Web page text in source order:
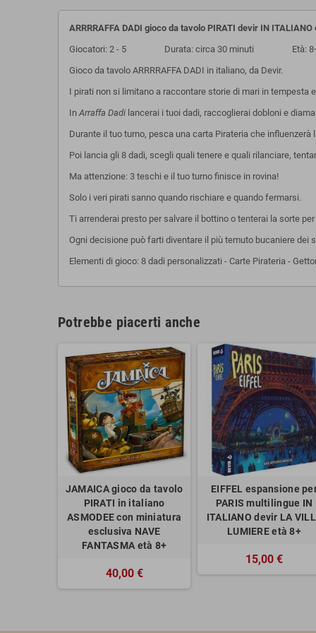
ARRRRAFFA DADI gioco da tavolo PIRATI devir IN ITALIANO
Giocatori: 2 - 5 Durata: circa 30 minuti Età:
Gioco da tavolo ARRRRAFFA DADI in italiano, da Devir.
I pirati non si limitano a raccontare storie di mari in
InArraffa Dadi lancerai i tuoi dadi, raccoglierai dobloni e
Durante il tuo turno, pesca una carta Pirateria che influenzerà
Poi lancia gli 8 dadi, scegli quali tenere e quali rilanciare,
Ma attenzione: 3 teschi e il tuo turno finisce in rovina!
Solo i veri pirati sanno quando rischiare e quando fermarsi.
Ti arrenderai presto per salvare il bottino o tenterai la sorte
Ogni decisione può farti diventare il più temuto bucaniere dei
Elementi di gioco: 8 dadi personalizzati - Carte Pirateria -
Potrebbe piacerti anche
JAMAICA gioco da tavolo
PIRATI in italiano
ASMODEE con miniatura
esclusiva NAVE
FANTASMA età 8+
40,00 €
EIFFEL espansione
PARIS multilingue IN
ITALIANO devir LA
LUMIERE età 8+
15,00 €